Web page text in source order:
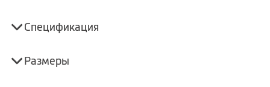
Спецификация
Размеры